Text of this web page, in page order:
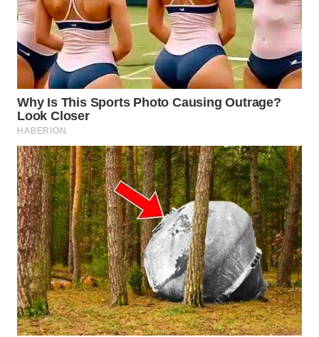
Wahana
Media
Group
WAHANA
NEWS
WAHANA
TANI
WAHANA
ADVOKAT
WAHANA
INFRASTRUKTUR
WAHANA
KONSUMEN
WAHANA